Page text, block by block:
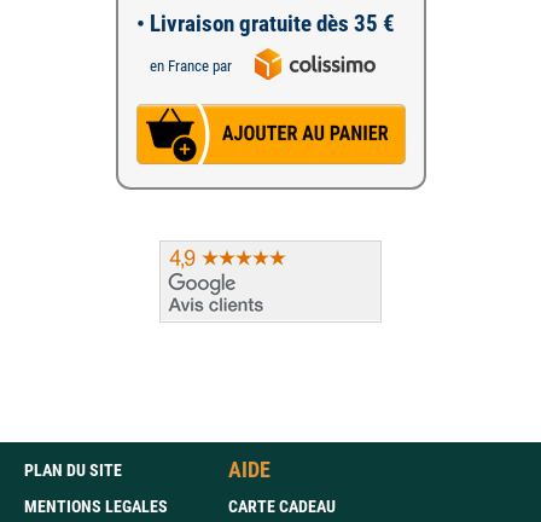
• Livraison gratuite dès 35 €
en France par
PLAN DU SITE
MENTIONS LEGALES
AIDE
CARTE CADEAU